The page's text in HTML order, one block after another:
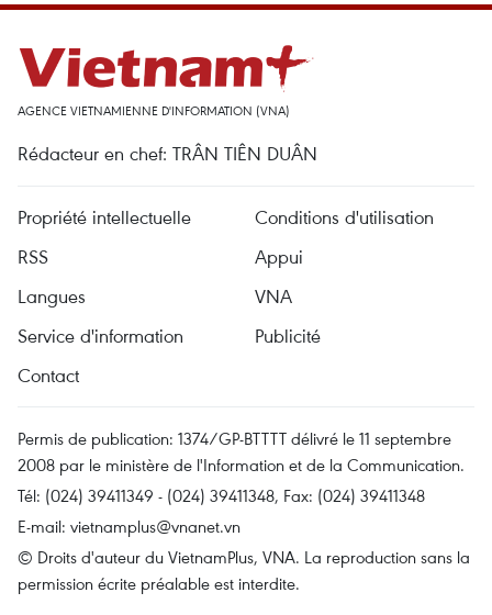
AGENCE VIETNAMIENNE D'INFORMATION (VNA)
Rédacteur en chef: TRÂN TIÊN DUÂN
Propriété intellectuelle
Conditions d'utilisation
RSS
Appui
Langues
VNA
Service d'information
Publicité
Contact
Permis de publication: 1374/GP-BTTTT délivré le 11 septembre
2008 par le ministère de l'Information et de la Communication.
Tél: (024) 39411349 - (024) 39411348, Fax: (024) 39411348
E-mail: vietnamplus@vnanet.vn
© Droits d'auteur du VietnamPlus, VNA. La reproduction sans la
permission écrite préalable est interdite.